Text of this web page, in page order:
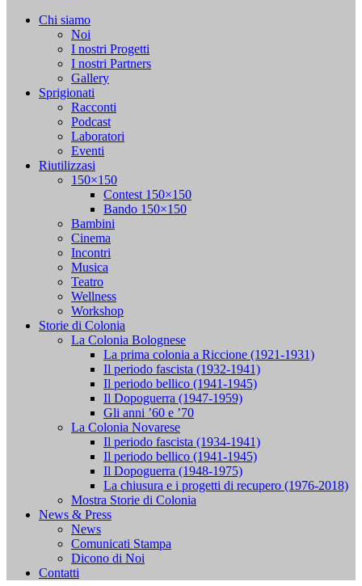
Chi siamo
Noi
I nostri Progetti
I nostri Partners
Gallery
Sprigionati
Racconti
Podcast
Laboratori
Eventi
Riutilizzasi
150×150
Contest 150×150
Bando 150×150
Bambini
Cinema
Incontri
Musica
Teatro
Wellness
Workshop
Storie di Colonia
La Colonia Bolognese
La prima colonia a Riccione (1921-1931)
Il periodo fascista (1932-1941)
Il periodo bellico (1941-1945)
Il Dopoguerra (1947-1959)
Gli anni ’60 e ’70
La Colonia Novarese
Il periodo fascista (1934-1941)
Il periodo bellico (1941-1945)
Il Dopoguerra (1948-1975)
La chiusura e i progetti di recupero (1976-2018)
Mostra Storie di Colonia
News & Press
News
Comunicati Stampa
Dicono di Noi
Contatti